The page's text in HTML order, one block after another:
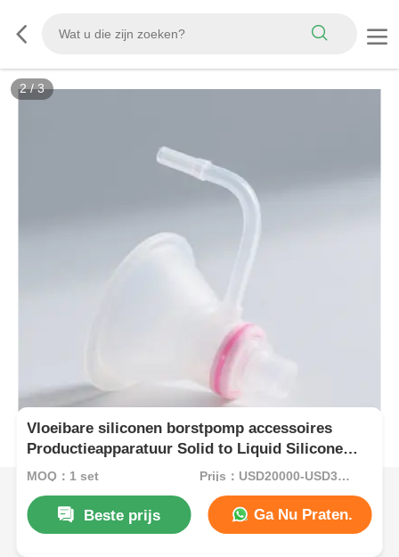
2/3
Vloeibare siliconen borstpomp accessoires
Productieapparatuur Solid to Liquid Silicone
Machine
MOQ：1 set Prijs：USD20000-USD35000per set
Beste prijs Ga Nu Praten.